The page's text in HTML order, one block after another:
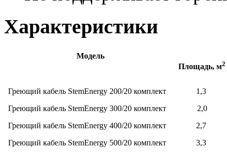
Характеристики
Модель
Площадь, м2
Греющий кабель StemEnergy 200/20 комплект
1,3
Греющий кабель StemEnergy 300/20 комплект
2,0
Греющий кабель StemEnergy 400/20 комплект
2,7
Греющий кабель StemEnergy 500/20 комплект
3,3